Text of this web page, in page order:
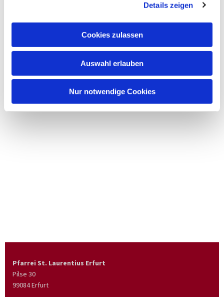
Details zeigen
Cookies zulassen
Auswahl erlauben
Nur notwendige Cookies
Pfarrei St. Laurentius Erfurt
Pilse 30
99084 Erfurt